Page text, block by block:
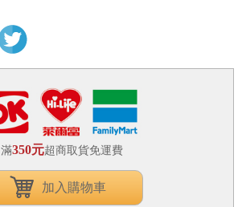
滿350元超商取貨免運費
加入購物車